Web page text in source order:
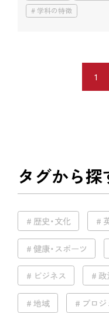
学科の特徴
1
タグから探
歴史・文化
健康・スポーツ
ビジネス 政
地域 プロ